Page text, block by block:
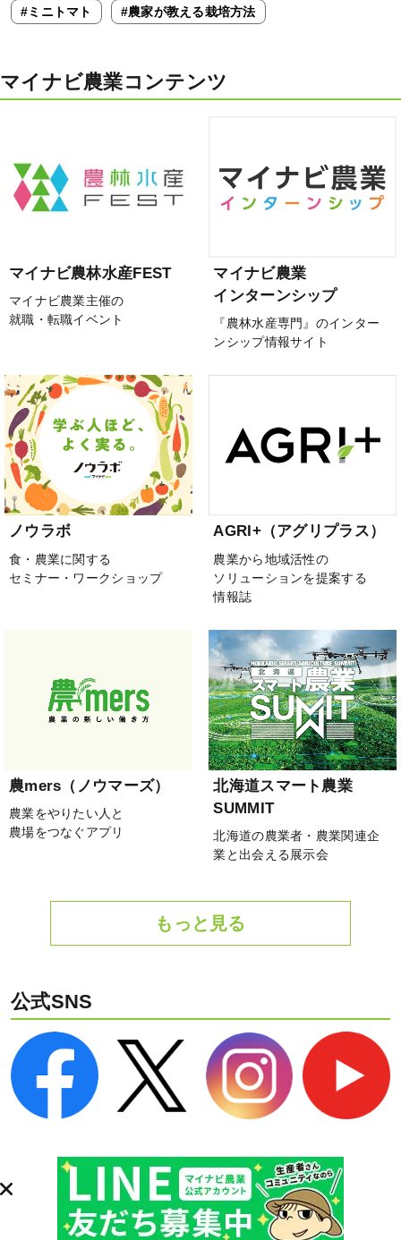
#ミニトマト #農家が教える栽培方法
マイナビ農業コンテンツ
マイナビ農林水産FEST
マイナビ農業主催の
就職・転職イベント
マイナビ農業
インターンシップ
『農林水産専門』のインター
ンシップ情報サイト
ノウラボ
食・農業に関する
セミナー・ワークショップ
AGRI+（アグリプラス）
農業から地域活性の
ソリューションを提案する
情報誌
農mers（ノウマーズ）
農業をやりたい人と
農場をつなぐアプリ
北海道スマート農業
SUMMIT
北海道の農業者・農業関連企
業と出会える展示会
もっと見る
公式SNS